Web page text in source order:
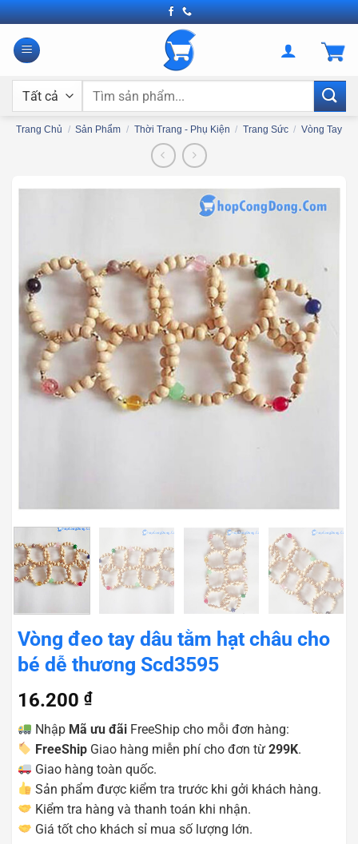
Bỏ
qua
nội
Tìm
Trang Chủ / Sản Phẩm / Thời Trang - Phụ Kiện / Trang Sức / Vòng Tay
Vòng đeo tay dâu tằm hạt châu cho
bé dễ thương Scd3595
16.200 ₫
Nhập Mã ưu đãi FreeShip cho mỗi đơn hàng:
FreeShip Giao hàng miễn phí cho đơn từ299K.
Giao hàng toàn quốc.
Sản phẩm được kiểm tra trước khi gởi khách hàng.
Kiểm tra hàng và thanh toán khi nhận.
Giá tốt cho khách sỉ mua số lượng lớn.